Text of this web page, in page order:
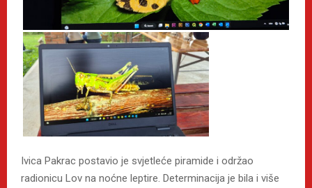
Ivica Pakrac postavio je svjetleće piramide i održao
radionicu Lov na noćne leptire. Determinacija je bila i više